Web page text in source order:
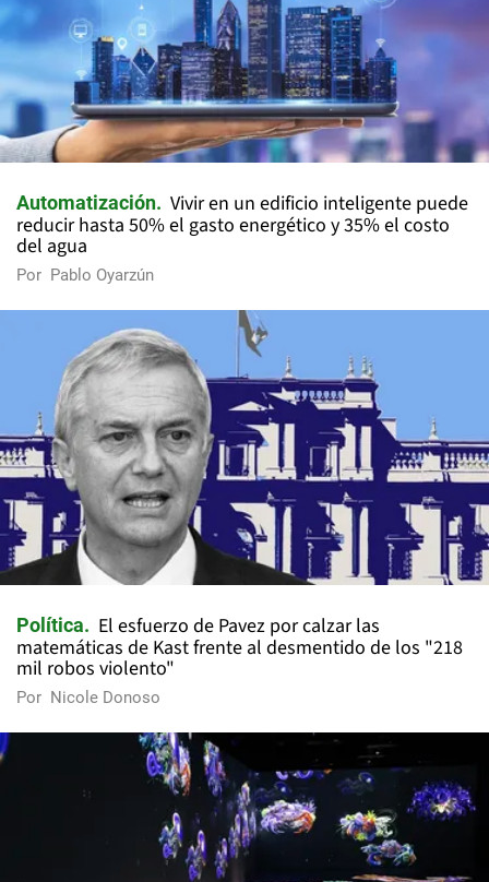
Automatización
Vivir en un edificio inteligente puede
reducir hasta 50% el gasto energético y 35% el costo
del agua
Por Pablo Oyarzún
Política
El esfuerzo de Pavez por calzar las
matemáticas de Kast frente al desmentido de los "218
mil robos violento"
Por Nicole Donoso